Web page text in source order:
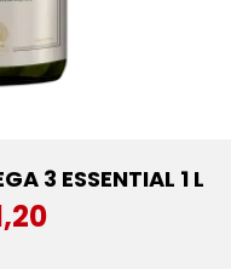
3 ESSENTIAL 1 L